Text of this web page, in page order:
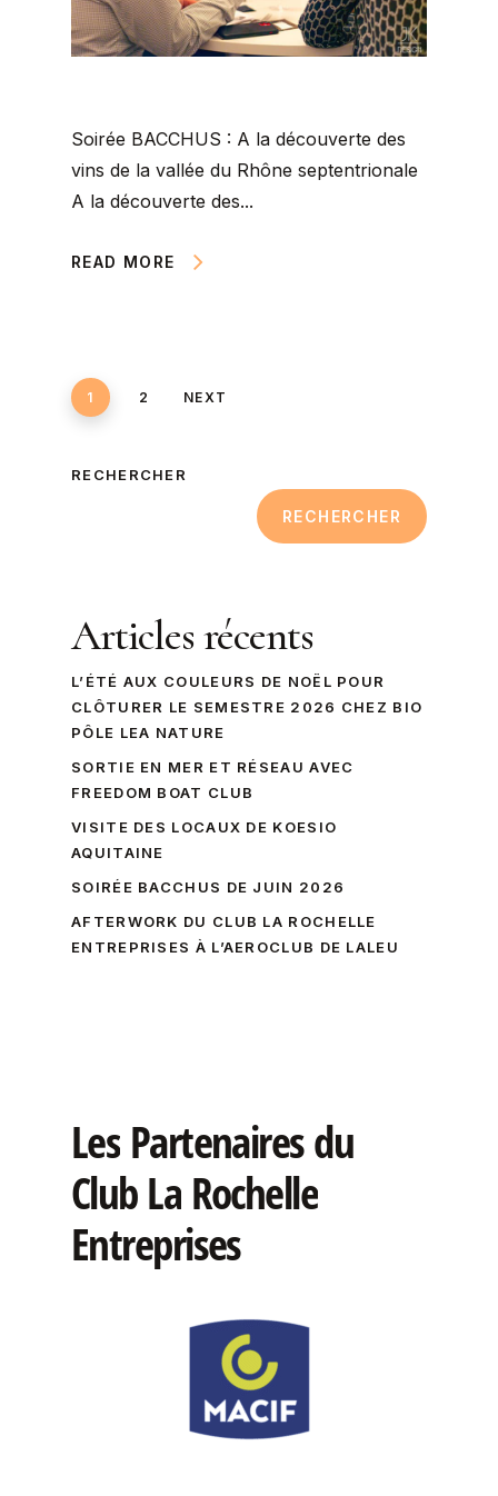
Soirée BACCHUS : A la découverte des
vins de la vallée du Rhône septentrionale
A la découverte des...
READ MORE
1 2 NEXT
RECHERCHER
RECHERCHER
Articles récents
L’ÉTÉ AUX COULEURS DE NOËL POUR
CLÔTURER LE SEMESTRE 2026 CHEZ BIO
PÔLE LEA NATURE
SORTIE EN MER ET RÉSEAU AVEC
FREEDOM BOAT CLUB
VISITE DES LOCAUX DE KOESIO
AQUITAINE
SOIRÉE BACCHUS DE JUIN 2026
AFTERWORK DU CLUB LA ROCHELLE
ENTREPRISES À L’AEROCLUB DE LALEU
Les Partenairesdu
ClubLa Rochelle
Entreprises